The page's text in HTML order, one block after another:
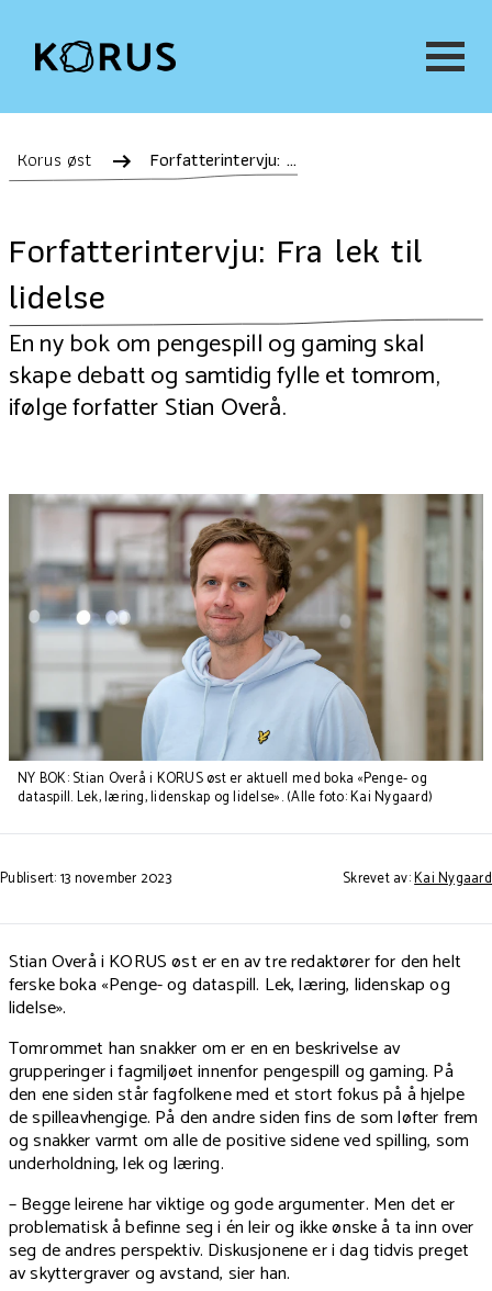
Korus øst Forfatterintervju: Fra lek til lidelse
Forfatterintervju: Fra lek til
lidelse
En ny bok om pengespill og gaming skal
skape debatt og samtidig fylle et tomrom,
ifølge forfatter Stian Overå.
NY BOK: Stian Overå i KORUS øst er aktuell med boka «Penge- og
dataspill. Lek, læring, lidenskap og lidelse». (Alle foto: Kai Nygaard)
Publisert: 13 november 2023 Skrevet av:Kai Nygaard
Stian Overå i KORUS øst er en av tre redaktører for den helt
ferske boka «Penge- og dataspill. Lek, læring, lidenskap og
lidelse».
Tomrommet han snakker om er en en beskrivelse av
grupperinger i fagmiljøet innenfor pengespill og gaming. På
den ene siden står fagfolkene med et stort fokus på å hjelpe
de spilleavhengige. På den andre siden fins de som løfter frem
og snakker varmt om alle de positive sidene ved spilling, som
underholdning, lek og læring.
– Begge leirene har viktige og gode argumenter. Men det er
problematisk å befinne seg i én leir og ikke ønske å ta inn over
seg de andres perspektiv. Diskusjonene er i dag tidvis preget
av skyttergraver og avstand, sier han.